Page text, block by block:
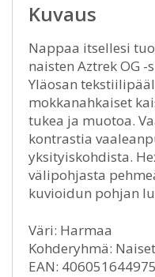
Kuvaus
Nappaa itsellesi
naisten Aztrek OG
Yläosan
mokkanahkaiset
tukea ja muotoa.
kontrastia
yksityiskohdista.
välipohjasta
kuvioidun pohjan
Väri: Harmaa
Kohderyhmä: Naiset
EAN: